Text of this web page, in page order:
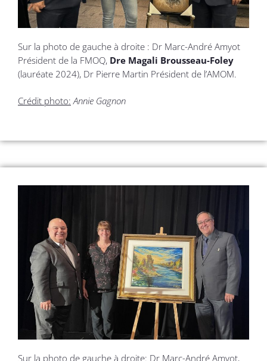
Sur la photo de gauche à droite : Dr Marc-André Amyot
Président de la FMOQ, Dre Magali Brousseau-Foley
(lauréate 2024), Dr Pierre Martin Président de l’AMOM.
Crédit photo: Annie Gagnon
Sur la photo de gauche à droite: Dr Marc-André Amyot,